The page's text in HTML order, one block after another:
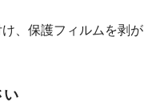
、保護フィルムを剥が
い